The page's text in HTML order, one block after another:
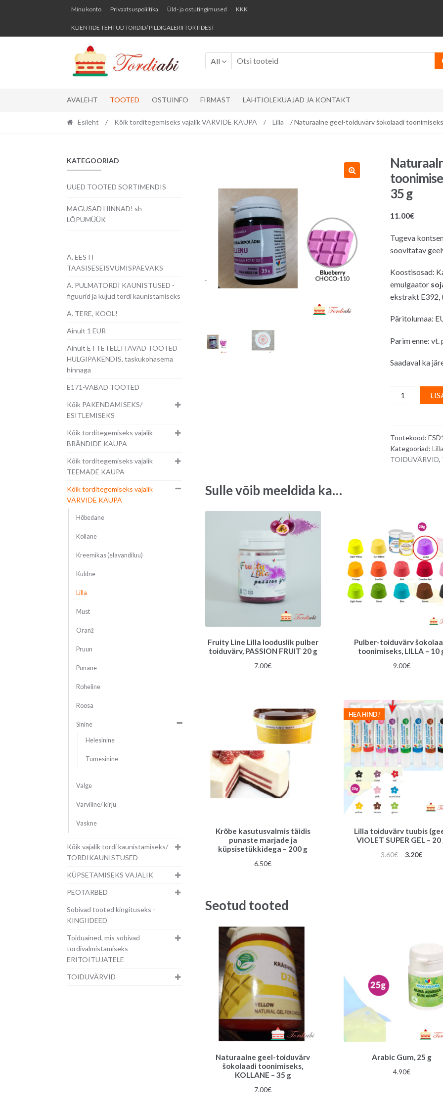
Skip
navigation
Skip
content
Minu konto Privaatsuspoliitika Üld- ja ostutingimused KKK
KLIENTIDE TEHTUD TORDID/ PILDIGALERII TORTIDEST
All
AVALEHT TOOTED OSTUINFO FIRMAST LAHTIOLEKUAJAD JA KONTAKT
Esileht / Kõik torditegemiseks vajalik VÄRVIDE KAUPA / Lilla / Naturaalne geel-toiduvärv šokolaadi
35 g
11.00€
Tugeva
soovitatav
Koostisosad:
emulgaator
ekstrakt E392,
Päritolumaa:
Parim enne: vt.
Saadaval ka
Naturaalne
toonimiseks
Blueberry/
Tootekood:
Kategooriad: Lilla
TOIDUVÄRVID,
Sulle võib meeldida ka…
Fruity Line Lilla looduslik pulber
toiduvärv, PASSION FRUIT 20 g
7.00€
Pulber-toiduvärv
toonimiseks, LILLA – 10
9.00€
Krõbe kasutusvalmis täidis
punaste marjade ja
küpsisetükkidega – 200 g
6.50€
Lilla toiduvärv tuubis
VIOLET SUPER GEL – 20
HEA HIND!
3.60€
Algne
3.20€
Seotud tooted
Naturaalne geel-toiduvärv
šokolaadi toonimiseks,
KOLLANE – 35 g
7.00€
Arabic Gum, 25 g
4.90€
KATEGOORIAD
UUED TOOTED SORTIMENDIS
MAGUSAD HINNAD! sh
LÕPUMÜÜK
A. EESTI
TAASISESEISVUMISPÄEVAKS
A. PULMATORDI KAUNISTUSED -
figuurid ja kujud tordi kaunistamiseks
A. TERE, KOOL!
Ainult 1 EUR
Ainult ETTETELLITAVAD TOOTED
HULGIPAKENDIS, taskukohasema
hinnaga
E171-VABAD TOOTED
Kõik PAKENDAMISEKS/
ESITLEMISEKS
Kõik torditegemiseks vajalik
BRÄNDIDE KAUPA
Kõik torditegemiseks vajalik
TEEMADE KAUPA
Kõik torditegemiseks vajalik
VÄRVIDE KAUPA
Hõbedane
Kollane
Kreemikas (elavandiluu)
Kuldne
Lilla
Must
Oranž
Pruun
Punane
Roheline
Roosa
Sinine
Helesinine
Tumesinine
Valge
Värviline/ kirju
Vaskne
Kõik vajalik tordi kaunistamiseks/
TORDIKAUNISTUSED
KÜPSETAMISEKS VAJALIK
PEOTARBED
Sobivad tooted kingituseks -
KINGIIDEED
Toiduained, mis sobivad
tordivalmistamiseks
ERITOITUJATELE
TOIDUVÄRVID